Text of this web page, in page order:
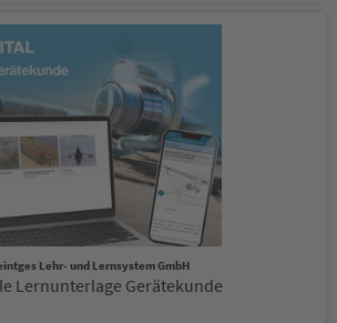
Lehr- und Lernsystem GmbH
Lernunterlage Gerätekunde